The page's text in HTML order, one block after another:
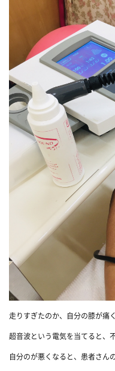
走りすぎたのか、自分の膝が痛
超音波という電気を当てると、
自分のが悪くなると、患者さ